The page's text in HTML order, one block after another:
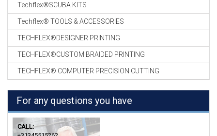
Techflex®SCUBA KITS
Techflex® TOOLS & ACCESSORIES
TECHFLEX®DESIGNER PRINTING
TECHFLEX®CUSTOM BRAIDED PRINTING
TECHFLEX® COMPUTER PRECISION CUTTING
For any questions you have
CALL: